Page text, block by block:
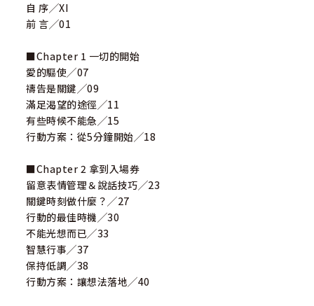
自 序╱XI
前 言╱01
■Chapter 1 一切的開始
愛的驅使╱07
禱告是關鍵╱09
滿足渴望的途徑╱11
有些時候不能急╱15
行動方案：從5分鐘開始╱18
■Chapter 2 拿到入場券
留意表情管理＆說話技巧╱23
關鍵時刻做什麼？╱27
行動的最佳時機╱30
不能光想而已╱33
智慧行事╱37
保持低調╱38
行動方案：讓想法落地╱40